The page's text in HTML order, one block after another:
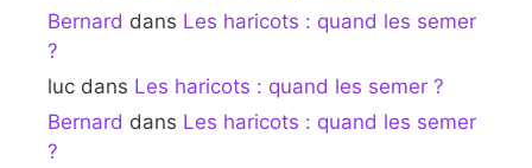
Bernard dans Les haricots : quand les semer
?
luc dans Les haricots : quand les semer ?
Bernard dans Les haricots : quand les semer
?